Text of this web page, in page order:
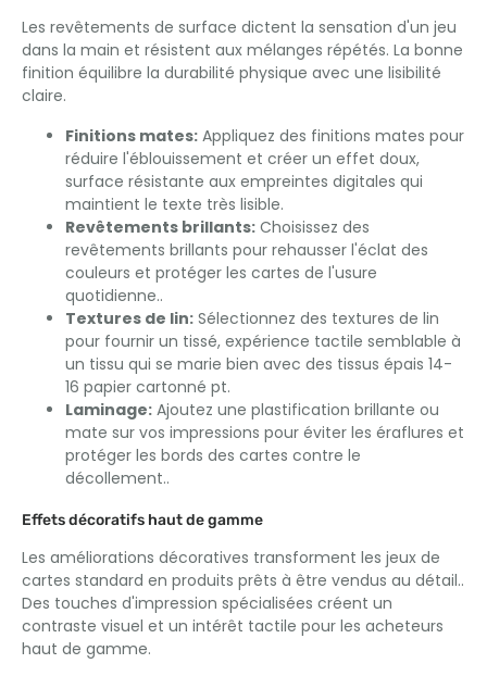
Les revêtements de surface dictent la sensation d'un jeu
dans la main et résistent aux mélanges répétés. La bonne
finition équilibre la durabilité physique avec une lisibilité
claire.
Finitions mates: Appliquez des finitions mates pour
réduire l'éblouissement et créer un effet doux,
surface résistante aux empreintes digitales qui
maintient le texte très lisible.
Revêtements brillants: Choisissez des
revêtements brillants pour rehausser l'éclat des
couleurs et protéger les cartes de l'usure
quotidienne..
Textures de lin: Sélectionnez des textures de lin
pour fournir un tissé, expérience tactile semblable à
un tissu qui se marie bien avec des tissus épais 14-
16 papier cartonné pt.
Laminage: Ajoutez une plastification brillante ou
mate sur vos impressions pour éviter les éraflures et
protéger les bords des cartes contre le
décollement..
Effets décoratifs haut de gamme
Les améliorations décoratives transforment les jeux de
cartes standard en produits prêts à être vendus au détail..
Des touches d'impression spécialisées créent un
contraste visuel et un intérêt tactile pour les acheteurs
haut de gamme.